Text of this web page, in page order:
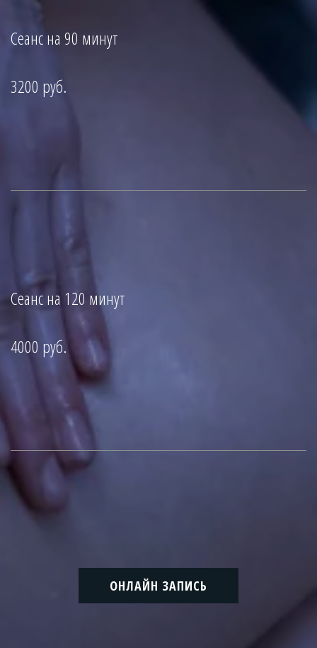
Сеанс на 90 минут
3200 руб.
Сеанс на 120 минут
4000 руб.
ОНЛАЙН ЗАПИСЬ